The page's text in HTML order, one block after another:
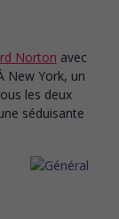
Norton avec
New York, un
les deux
séduisante